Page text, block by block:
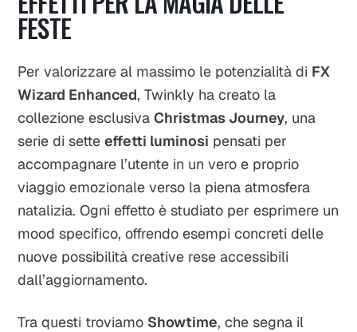
FESTE
Per valorizzare al massimo le potenzialità di FX
Wizard Enhanced, Twinkly ha creato la
collezione esclusivaChristmas Journey, una
serie di setteeffetti luminosi pensati per
accompagnare l’utente in un vero e proprio
viaggio emozionale verso la piena atmosfera
natalizia. Ogni effetto è studiato per esprimere un
mood specifico, offrendo esempi concreti delle
nuove possibilità creative rese accessibili
dall’aggiornamento.​
Tra questi troviamo Showtime, che segna il